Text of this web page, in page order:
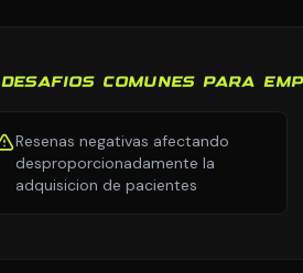
DESAFIOS COMUNES PARA
Resenas negativas afectando
desproporcionadamente la
adquisicion de pacientes